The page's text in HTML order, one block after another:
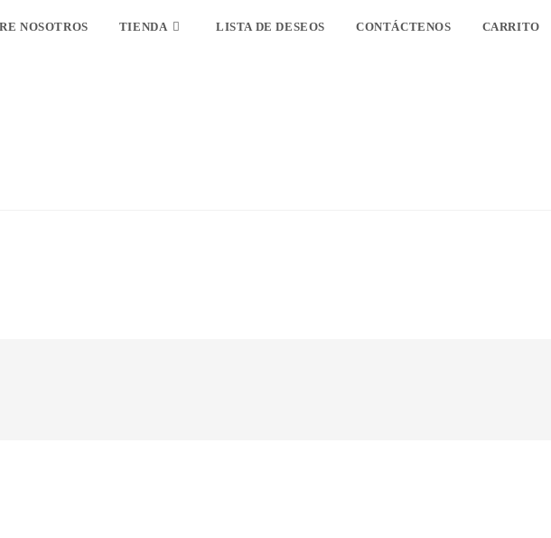
NOSOTROS TIENDA LISTA DE DESEOS CONTÁCTENOS CARRITO